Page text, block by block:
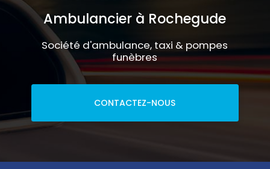
Ambulancier à Rochegude
Société d'ambulance, taxi & pompes
funèbres
CONTACTEZ-NOUS